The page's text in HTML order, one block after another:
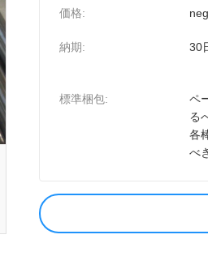
価格:
納期: 30
標準梱包:
ペ
る
各
べ